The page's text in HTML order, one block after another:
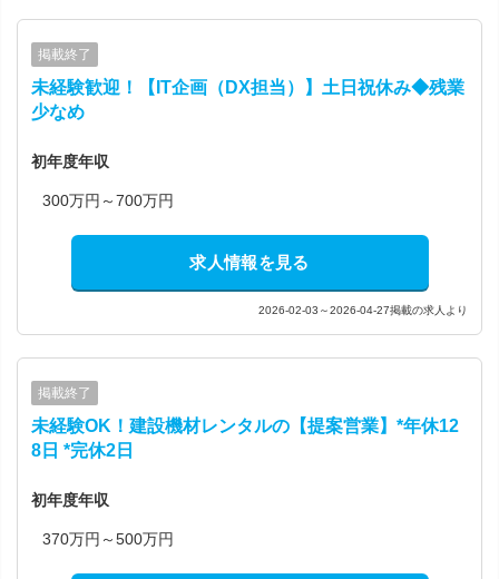
掲載終了
未経験歓迎！【IT企画（DX担当）】土日祝休み◆残業
少なめ
初年度年収
300万円～700万円
求人情報を見る
2026-02-03～2026-04-27掲載の求人より
掲載終了
未経験OK！建設機材レンタルの【提案営業】*年休12
8日 *完休2日
初年度年収
370万円～500万円